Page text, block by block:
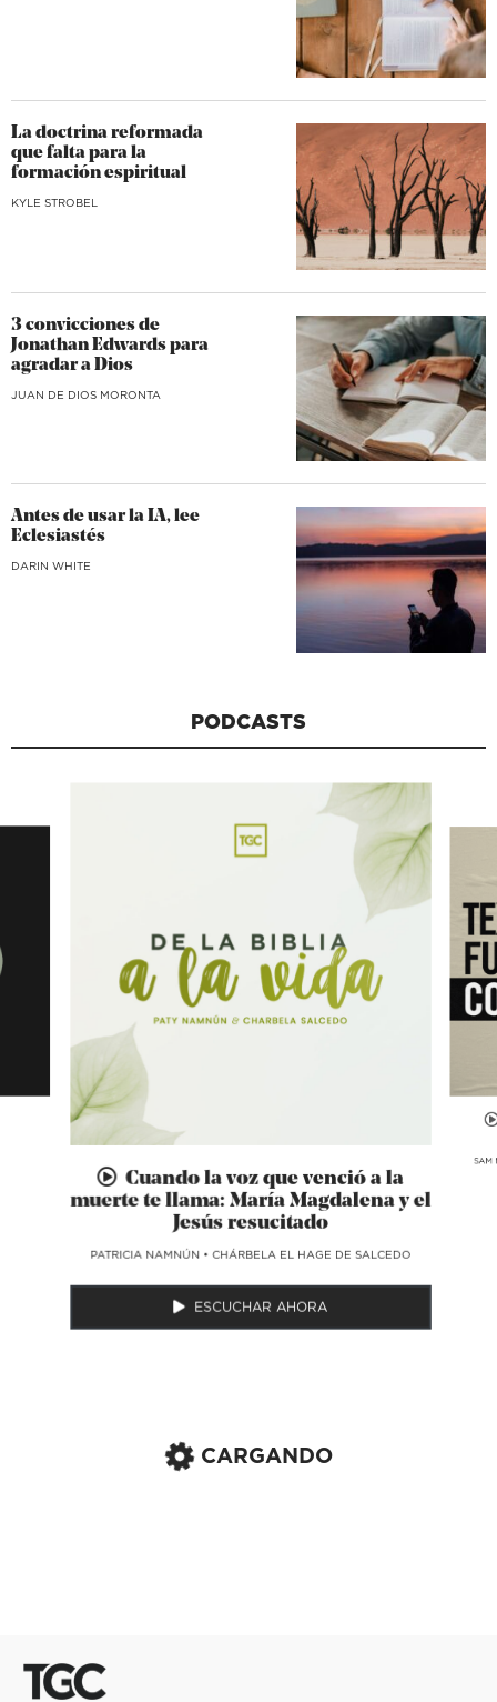
La doctrina reformada
que falta para la
formación espiritual
KYLE STROBEL
3 convicciones de
Jonathan Edwards para
agradar a Dios
JUAN DE DIOS MORONTA
Antes de usar la IA, lee
Eclesiastés
DARIN WHITE
PODCASTS
Cuando la voz que venció a la
muerte te llama: María Magdalena y el
Jesús resucitado
​PATRICIA NAMNÚN •CHÁRBELA EL HAGE DE SALCEDO
ESCUCHAR AHORA
SAM
CARGANDO